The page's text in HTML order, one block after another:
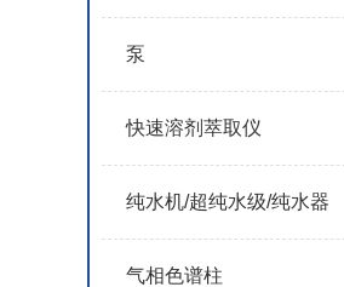
泵
快速溶剂萃取仪
纯水机/超纯水级/纯水器
气相色谱柱